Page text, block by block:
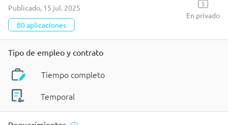
Publicado, 15 jul. 2025
80 aplicaciones
En privado
Tipo de empleo y contrato
Tiempo completo
Temporal